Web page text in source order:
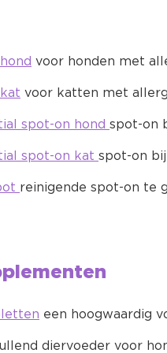
voor honden met
voor katten met
spot-on hond spot-on
spot-on kat spot-on
reinigende spot-on te
een hoogwaardig
diervoeder voor